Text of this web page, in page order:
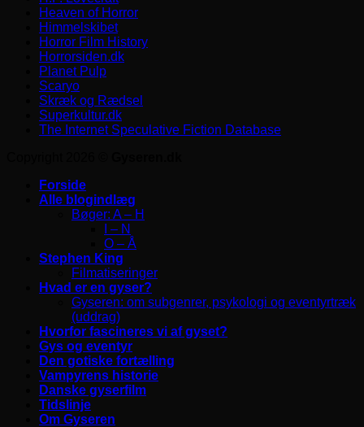
Heaven of Horror
Himmelskibet
Horror Film History
Horrorsiden.dk
Planet Pulp
Scaryo
Skræk og Rædsel
Superkultur.dk
The Internet Speculative Fiction Database
Forside
Alle blogindlæg
Bøger: A – H
I – N
O – Å
Stephen King
Filmatiseringer
Hvad er en gyser?
Gyseren: om subgenrer, psykologi og eventyrtræk
(uddrag)
Hvorfor fascineres vi af gyset?
Gys og eventyr
Den gotiske fortælling
Vampyrens historie
Danske gyserfilm
Tidslinje
Om Gyseren